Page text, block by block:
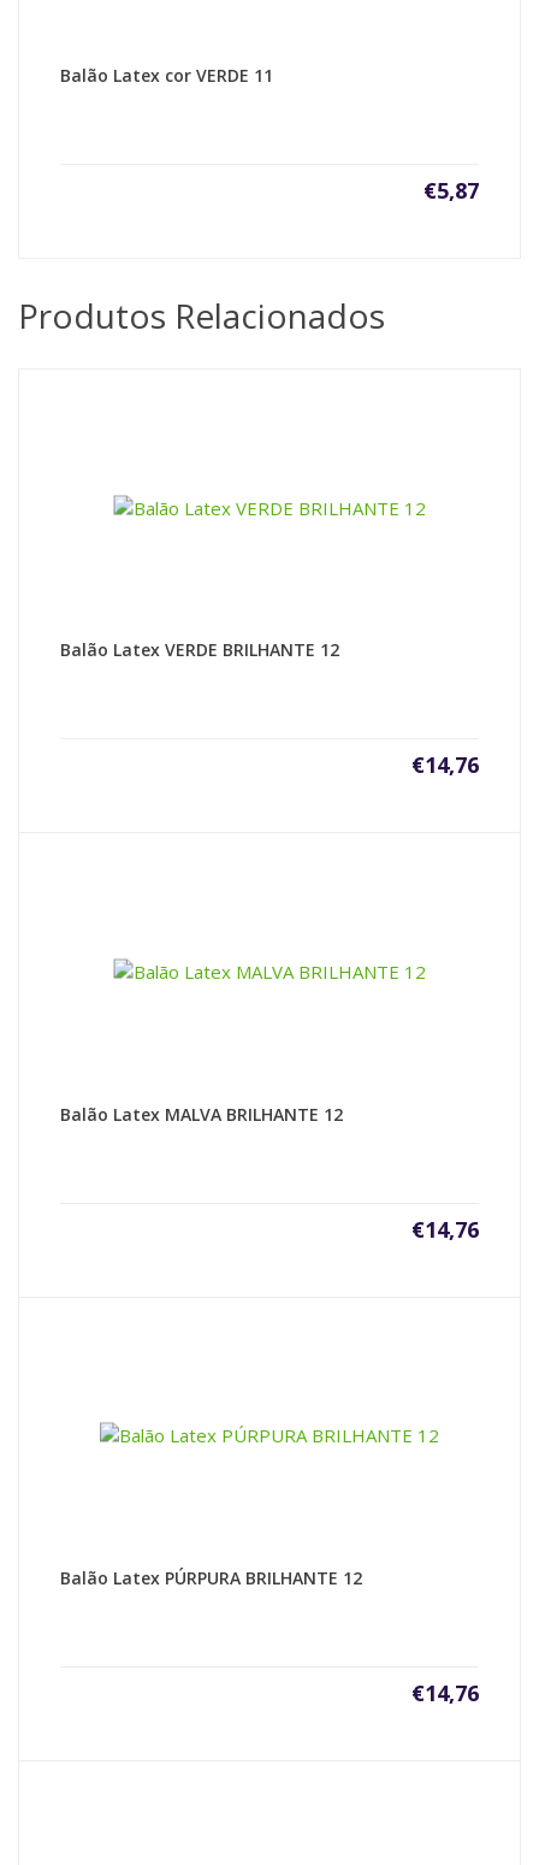
Balão Latex cor VERDE 11
€5,87
Produtos Relacionados
Balão Latex VERDE BRILHANTE 12
€14,76
Balão Latex MALVA BRILHANTE 12
€14,76
Balão Latex PÚRPURA BRILHANTE 12
€14,76